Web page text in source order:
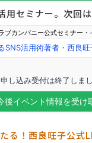
用セミナー。次回
る！西良旺子公式